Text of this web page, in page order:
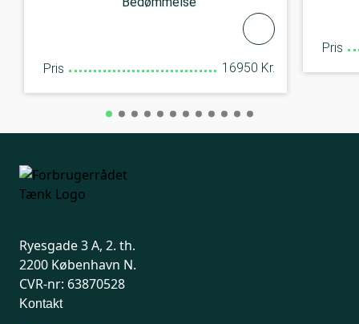
Pris 16950 Kr.
Pris
Ryesgade 3 A, 2. th.
2200 København N.
CVR-nr: 63870528
Kontakt